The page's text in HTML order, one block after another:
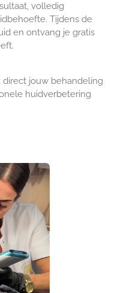
volledig
Tijdens de
en ontvang je gratis
jouw behandeling
huidverbetering